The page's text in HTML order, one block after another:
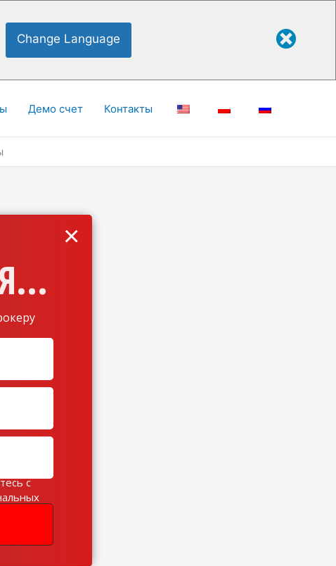
Change Language
Демо счет Контакты
×
с